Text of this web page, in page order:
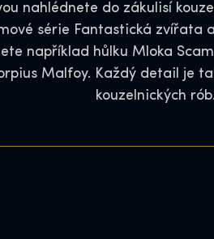
nahlédnete do zákulisí
série Fantastická zvířata
například hůlku Mloka
Malfoy. Každý detail je
kouzelnických rób.